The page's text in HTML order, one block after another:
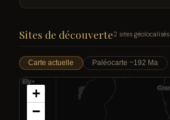
Sites de découverte2 sites géolocalisés
Carte actuelle Paléocarte ~192 Ma
+
−